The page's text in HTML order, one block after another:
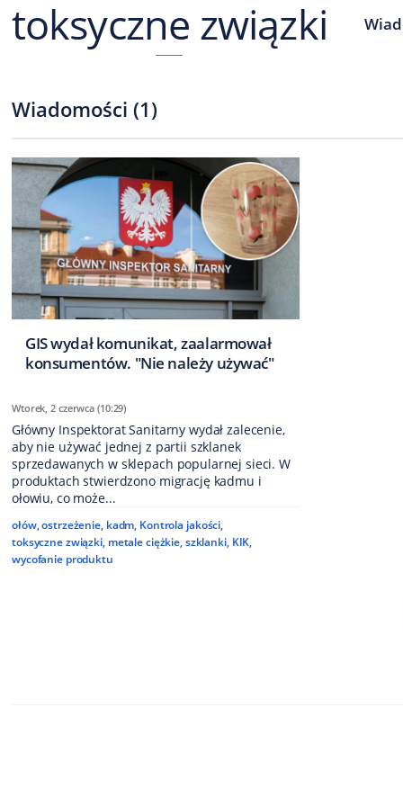
toksyczne związki
Wiadomości (1)
GIS wydał komunikat, zaalarmował
konsumentów. "Nie należy używać"
Wtorek, 2 czerwca (10:29)
Główny Inspektorat Sanitarny wydał zalecenie,
aby nie używać jednej z partii szklanek
sprzedawanych w sklepach popularnej sieci. W
produktach stwierdzono migrację kadmu i
ołowiu, co może...
ołów,ostrzeżenie, kadm, Kontrola jakości,
toksyczne związki, metale ciężkie,szklanki, KIK,
wycofanie produktu